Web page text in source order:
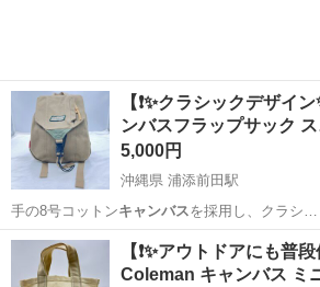
【❗️✨クラシックデザイ
ンバスフラップサック
5,000円
沖縄県 浦添前田駅
手の8号コットンキャンバス
バス素材 ・フラッ… 材：8号コットンキャンバ
ックパック #
キャンバスバッグ #デイパ… ック
アウトドア用…
沖縄 浦添市 浦添前田駅 バッグ
【❗️✨アウトドアにも普段
Coleman キャンバス ミ